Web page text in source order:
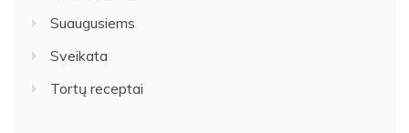
Suaugusiems
Sveikata
Tortų receptai